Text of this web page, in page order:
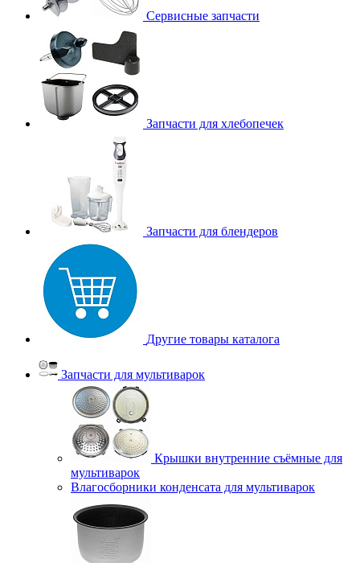
Сервисные запчасти
Запчасти для хлебопечек
Запчасти для блендеров
Другие товары каталога
Запчасти для мультиварок
Крышки внутренние съёмные для
мультиварок
Влагосборники конденсата для мультиварок